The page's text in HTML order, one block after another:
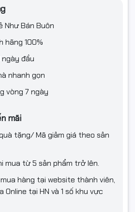
Như Bán Buôn
hãng 100%
ngày đầu
nhanh gọn
vòng 7 ngày
mãi
tặng/ Mã giảm giá theo sản
mua từ 5 sản phẩm trở lên.
hàng tại website thành viên,
Online tại HN và 1 số khu vực